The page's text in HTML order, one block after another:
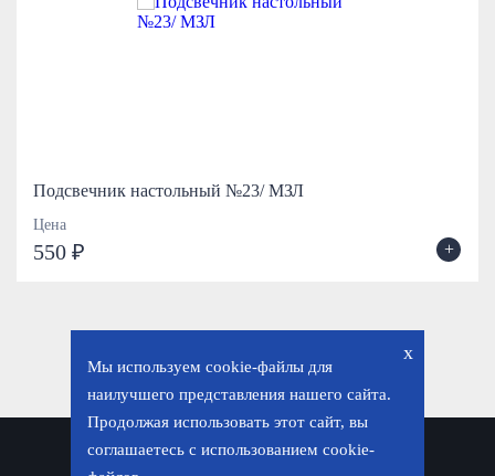
Подсвечник настольный №23/ МЗЛ
Цена
550 ₽ +
x
Мы используем cookie-файлы для
наилучшего представления нашего сайта.
Продолжая использовать этот сайт, вы
соглашаетесь с использованием cookie-